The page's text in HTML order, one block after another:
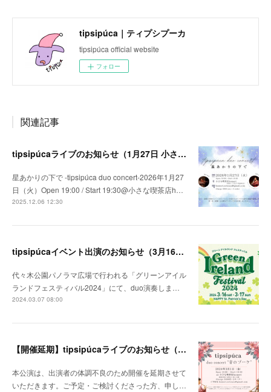
tipsipúca｜ティプシプーカ
tipsipúca official website
フォロー
関連記事
tipsipúcaライブのお知らせ（1月27日 小さな喫茶店homeri）
星あかりの下で -tipsipúca duo concert-2026年1月27
日（火）Open 19:00 / Start 19:30@小さな喫茶店h…
2025.12.06 12:30
tipsipúcaイベント出演のお知らせ（3月16日 グリーンアイルランドフェスティバル2024）
代々木公園パノラマ広場で行われる「グリーンアイル
ランドフェスティバル2024」にて、duo演奏しま…
2024.03.07 08:00
【開催延期】tipsipúcaライブのお知らせ（3月1日 四谷三丁目homeri）
本公演は、出演者の体調不良のため開催を延期させて
いただきます。ご予定・ご検討くださった方、申し…